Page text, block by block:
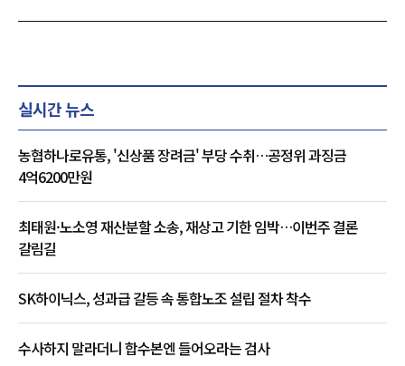
실시간 뉴스
농협하나로유통, '신상품 장려금' 부당 수취…공정위 과징금
4억6200만원
최태원·노소영 재산분할 소송, 재상고 기한 임박…이번주 결론
갈림길
SK하이닉스, 성과급 갈등 속 통합노조 설립 절차 착수
수사하지 말라더니 합수본엔 들어오라는 검사